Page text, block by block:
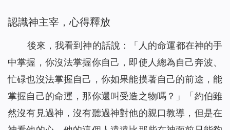
認識神主宰，心得釋放
後來，我看到神的話說：「 人的命運都在神的手
中掌握，你沒法掌握你自己，即使人總為自己奔波、
忙碌也沒法掌握自己，你如果能摸著自己的前途，能
掌握自己的命運，那你還叫受造之物嗎？ 」「 約伯雖
然沒有見過神，沒有聽過神對他的親口教導，但是在